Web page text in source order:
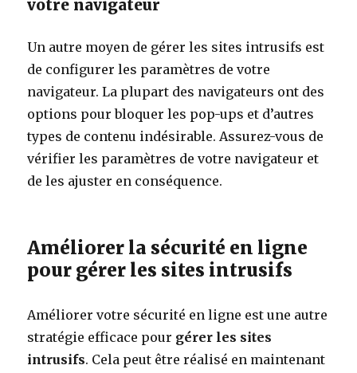
votre navigateur
Un autre moyen de gérer les sites intrusifs est
de configurer les paramètres de votre
navigateur. La plupart des navigateurs ont des
options pour bloquer les pop-ups et d’autres
types de contenu indésirable. Assurez-vous de
vérifier les paramètres de votre navigateur et
de les ajuster en conséquence.
Améliorer la sécurité en ligne
pour gérer les sites intrusifs
Améliorer votre sécurité en ligne est une autre
stratégie efficace pour gérer les sites
intrusifs. Cela peut être réalisé en maintenant